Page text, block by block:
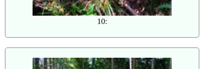
10: